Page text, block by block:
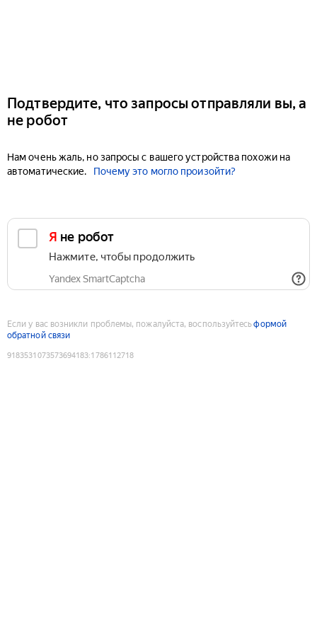
Подтвердите, что запросы отправляли вы, а
не робот
Нам очень жаль, но запросы с вашего устройства похожи на
автоматические.
Почему это могло произойти?
Я не робот
Нажмите, чтобы продолжить
Yandex SmartCaptcha
Если у вас возникли проблемы, пожалуйста, воспользуйтесьформой
обратной связи
9183531073573694183:1786112718